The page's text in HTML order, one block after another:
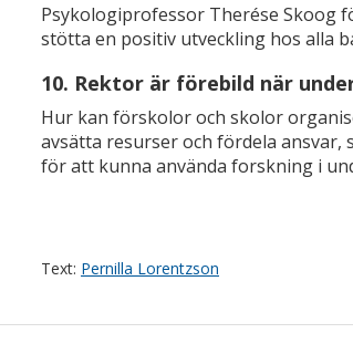
Psykologiprofessor Therése Skoog
stötta en positiv utveckling hos alla
10. Rektor är förebild när
Hur kan förskolor och skolor
avsätta resurser och fördela
för att kunna använda forskning i
Text: Pernilla Lorentzson